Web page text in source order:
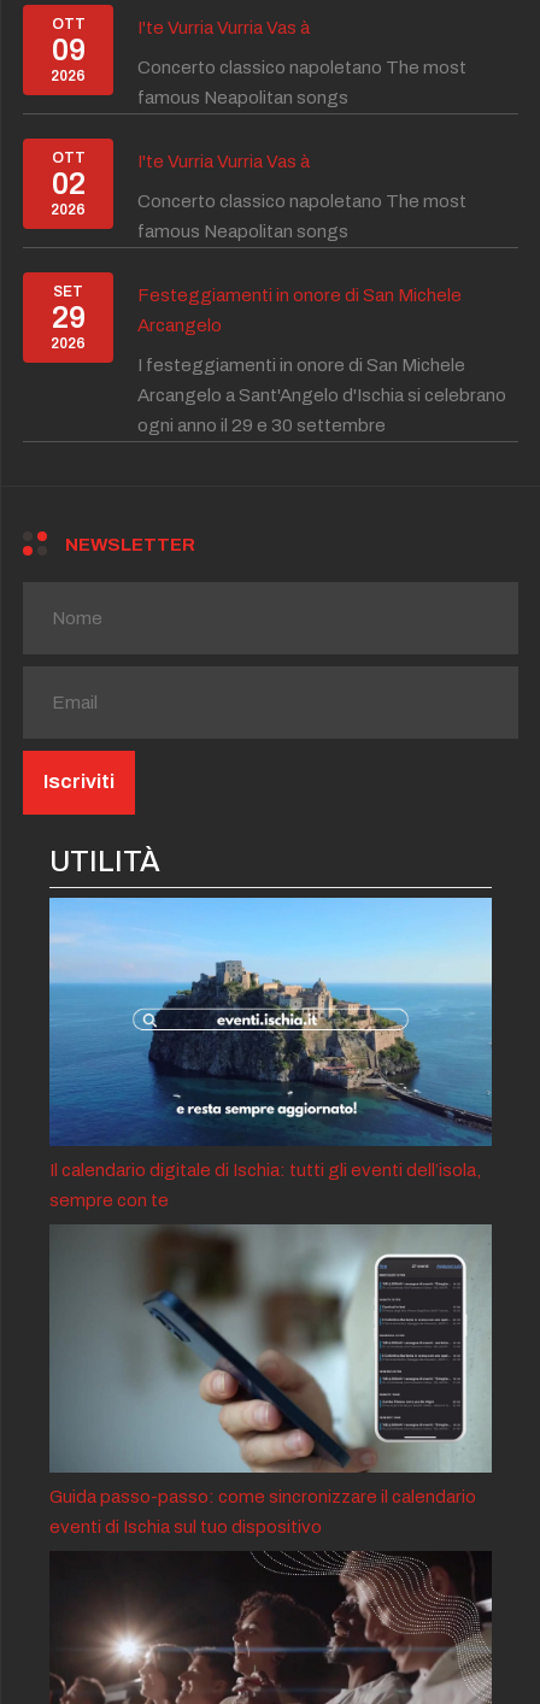
OTT
09
2026
I'te Vurria Vurria Vas à
Concerto classico napoletano The most
famous Neapolitan songs
OTT
02
2026
I'te Vurria Vurria Vas à
Concerto classico napoletano The most
famous Neapolitan songs
SET
29
2026
Festeggiamenti in onore di San Michele
Arcangelo
I festeggiamenti in onore di San Michele
Arcangelo a Sant'Angelo d'Ischia si celebrano
ogni anno il 29 e 30 settembre
NEWSLETTER
UTILITÀ
Il calendario digitale di Ischia: tutti gli eventi dell’isola,
sempre con te
Guida passo-passo: come sincronizzare il calendario
eventi di Ischia sul tuo dispositivo